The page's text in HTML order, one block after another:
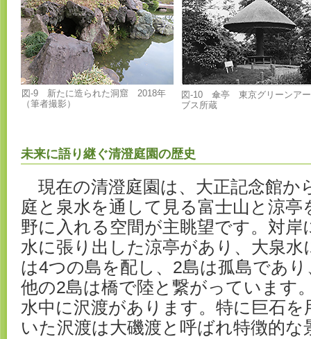
図-9 新たに造られた洞窟 2018年
（筆者撮影）
図-10 傘亭 東京グリーンア
ブス所蔵
未来に語り継ぐ清澄庭園の歴史
現在の清澄庭園は、大正記念館か
庭と泉水を通して見る富士山と涼亭
野に入れる空間が主眺望です。対岸
水に張り出した涼亭があり、大泉水
は4つの島を配し、2島は孤島であり
他の2島は橋で陸と繋がっています
水中に沢渡があります。特に巨石を
いた沢渡は大磯渡と呼ばれ特徴的な